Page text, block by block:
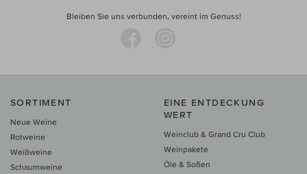
Bleiben Sie uns verbunden, vereint im Genuss!
SORTIMENT
Neue Weine
Rotweine
Weißweine
Schaumweine
EINE ENTDECKUNG
WERT
Weinclub & Grand Cru Club
Weinpakete
Öle & Soßen